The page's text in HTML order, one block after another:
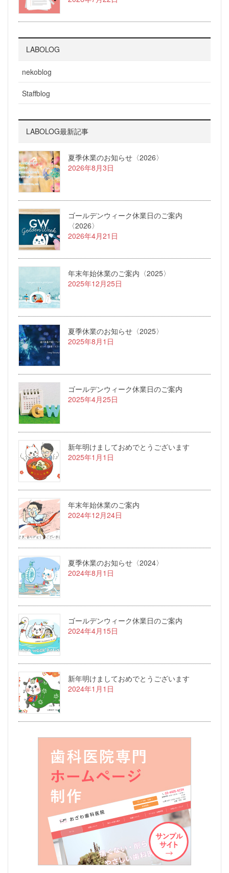
LABOLOG
nekoblog
Staffblog
LABOLOG最新記事
夏季休業のお知らせ〈2026〉
2026年8月3日
ゴールデンウィーク休業日のご案内
〈2026〉
2026年4月21日
年末年始休業のご案内〈2025〉
2025年12月25日
夏季休業のお知らせ〈2025〉
2025年8月1日
ゴールデンウィーク休業日のご案内
2025年4月25日
新年明けましておめでとうございます
2025年1月1日
年末年始休業のご案内
2024年12月24日
夏季休業のお知らせ〈2024〉
2024年8月1日
ゴールデンウィーク休業日のご案内
2024年4月15日
新年明けましておめでとうございます
2024年1月1日